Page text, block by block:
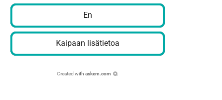
En
Kaipaan lisätietoa
Created with askem.com